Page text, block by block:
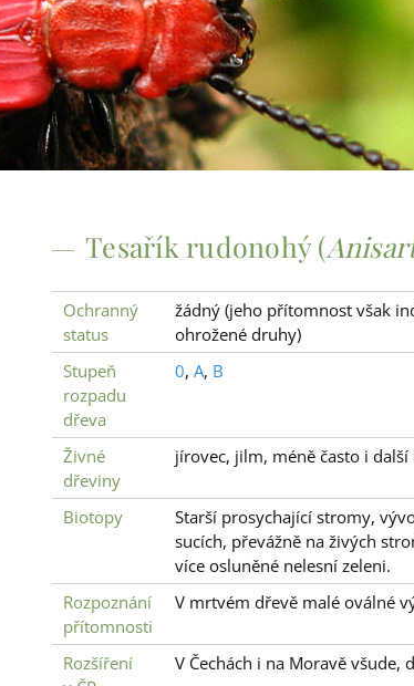
Tesařík rudonohý (
Ochranný
status
žádný (jeho přítomnost však
ohrožené druhy)
Stupeň
rozpadu
dřeva
0,A, B
Živné
dřeviny
jírovec, jilm, méně často i další
Biotopy
Starší prosychající stromy,
sucích, převážně na živých
více osluněné nelesní zeleni.
Rozpoznání
přítomnosti
V mrtvém dřevě malé oválné
Rozšíření
V Čechách i na Moravě všude,